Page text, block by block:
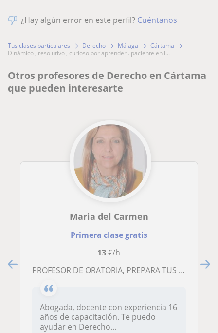
¿Hay algún error en este perfil? Cuéntanos
Tus clases particulares Derecho Málaga
Cártama
dinámico , resolutivo , curioso por aprender . paciente en l...
Otros profesores de Derecho en Cártama
que pueden interesarte
Maria del Carmen
Primera clase gratis
13€/h
PROFESOR DE ORATORIA, PREPARA TUS EXPOSICIONES ORALES, DERECHO,SOCIOLOGIA, FILOSOFIA , PSICOLOGIA
Abogada, docente con experiencia 16
años de capacitación. Te puedo
ayudar en Derecho...